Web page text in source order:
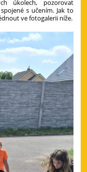
úkolech, pozorovat
s učením. Jak to
ve fotogalerii níže.